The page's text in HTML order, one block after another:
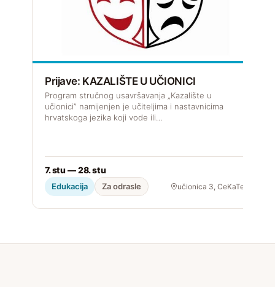
Prijave: KAZALIŠTE U UČIONICI
Program stručnog usavršavanja „Kazalište u
učionici” namijenjen je učiteljima i nastavnicima
hrvatskoga jezika koji vode ili…
7. stu — 28. stu
Edukacija Za odrasle učionica 3, CeKaTe